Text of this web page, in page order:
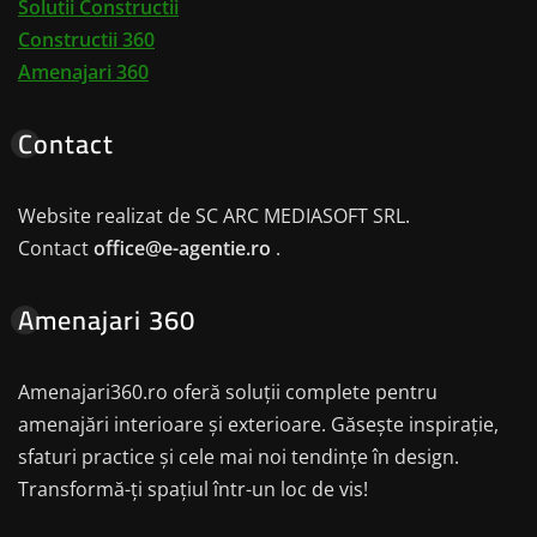
Solutii Constructii
Constructii 360
Amenajari 360
Contact
Website realizat de SC ARC MEDIASOFT SRL.
Contactoffice@e-agentie.ro .
Amenajari 360
Amenajari360.ro oferă soluții complete pentru
amenajări interioare și exterioare. Găsește inspirație,
sfaturi practice și cele mai noi tendințe în design.
Transformă-ți spațiul într-un loc de vis!